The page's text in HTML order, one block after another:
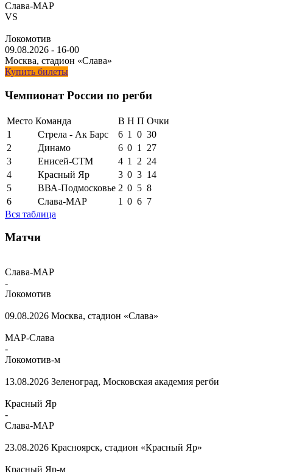
Слава-МАР
VS
Локомотив
09.08.2026 - 16-00
Москва, стадион «Слава»
Купить билеты
Чемпионат России по регби
Место Команда В Н П Очки
1
Стрела - Ак Барс 6 1 0 30
2
Динамо 6 0 1
27
3
Енисей-СТМ 4 1 2 24
4
Красный Яр 3 0 3 14
5
ВВА-Подмосковье 2 0 5 8
6
Слава-МАР 1 0 6 7
Вся таблица
Матчи
Слава-МАР
-
Локомотив
09.08.2026 Москва, стадион «Слава»
МАР-Слава
-
Локомотив-м
13.08.2026 Зеленоград, Московская академия регби
Красный Яр
-
Слава-МАР
23.08.2026 Красноярск, стадион «Красный Яр»
Красный Яр-м